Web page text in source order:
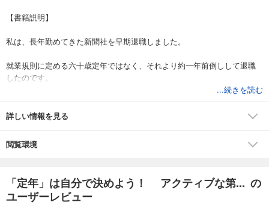
【書籍説明】
私は、長年勤めてきた新聞社を早期退職しました。
就業規則に定める六十歳定年ではなく、それより約一年前倒しして退職
したのです。
引退時期を自分で見定めるプロスポーツ選手と同様、新聞記者というプ
ロの世界で働いてきた身であるならば、引退（退職）は自分で決めるべ
ただ、「やりたいこと」って簡単には見つからないものです。
...続きを読む
詳しい情報を見る
閲覧環境
「定年」は自分で決めよう！ アクティブな第... の
ユーザーレビュー